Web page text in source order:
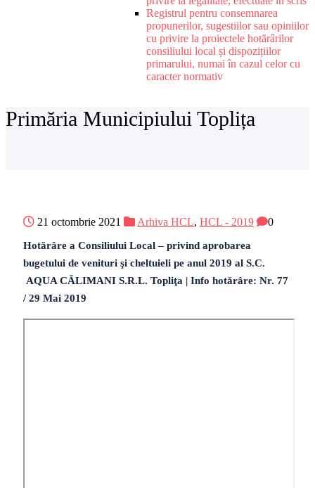
Registrul pentru consemnarea
propunerilor, sugestiilor sau opiniilor
cu privire la proiectele hotărârilor
consiliului local și dispozițiilor
primarului, numai în cazul celor cu
caracter normativ
Primăria Municipiului Toplița
21 octombrie 2021 Arhiva HCL, HCL - 2019 0
Hotărâre a Consiliului Local – privind aprobarea
bugetului de venituri şi cheltuieli pe anul 2019 al S.C.
AQUA CĂLIMANI S.R.L. Topliţa | Info hotărâre: Nr. 77
/ 29 Mai 2019